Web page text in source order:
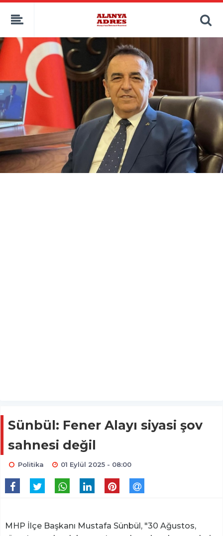
kaçak bahis
deneme bonusu
canlı bahis siteleri
deneme bonusu veren siteler
bahis siteleri
porno izle
Sünbül: Fener Alayı siyasi şov
sahnesi değil
Politika 01 Eylül 2025 - 08:00
MHP İlçe Başkanı Mustafa Sünbül, "30 Ağustos,